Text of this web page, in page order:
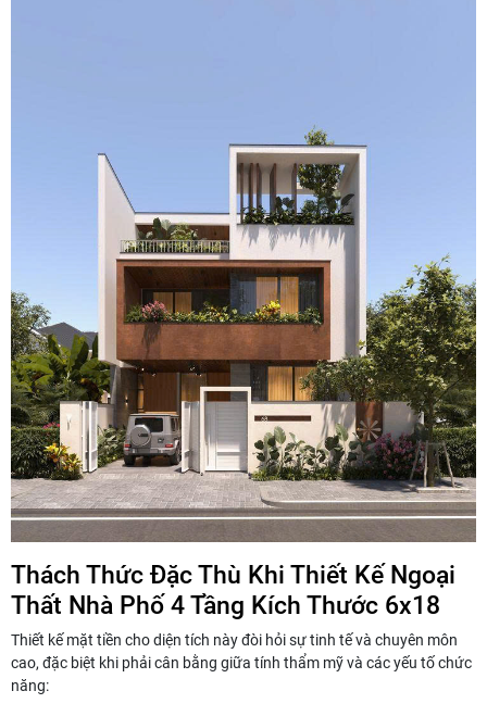
Thách Thức Đặc Thù Khi Thiết Kế Ngoại
Thất Nhà Phố 4 Tầng Kích Thước 6x18
Thiết kế mặt tiền cho diện tích này đòi hỏi sự tinh tế và chuyên môn
cao, đặc biệt khi phải cân bằng giữa tính thẩm mỹ và các yếu tố chức
năng: